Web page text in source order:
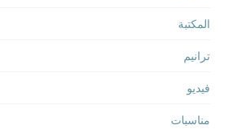
المكتبة
ترانيم
فيديو
مناسبات